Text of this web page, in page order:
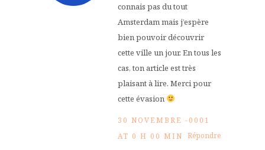
connais pas du tout
Amsterdam mais j’espère
bien pouvoir découvrir
cette ville un jour. En tous les
cas, ton article est très
plaisant à lire. Merci pour
cette évasion
30 NOVEMBRE -0001
AT 0 H 00 MIN Répondre